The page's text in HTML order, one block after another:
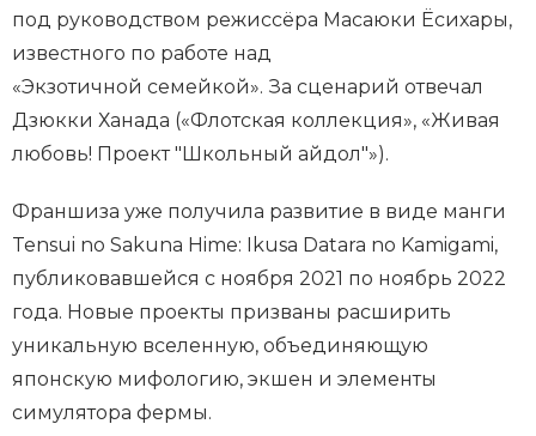
под руководством режиссёра Масаюки Ёсихары,
известного по работе над
«Экзотичной семейкой». За сценарий отвечал
Дзюкки Ханада («Флотская коллекция», «Живая
любовь! Проект "Школьный айдол"»).
Франшиза уже получила развитие в виде манги
Tensui no Sakuna Hime: Ikusa Datara no Kamigami,
публиковавшейся с ноября 2021 по ноябрь 2022
года. Новые проекты призваны расширить
уникальную вселенную, объединяющую
японскую мифологию, экшен и элементы
симулятора фермы.